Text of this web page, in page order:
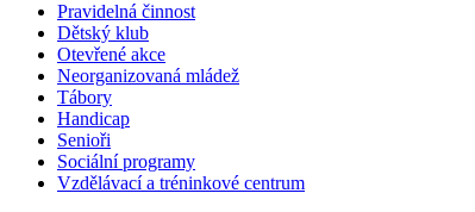
Pravidelná činnost
Dětský klub
Otevřené akce
Neorganizovaná mládež
Tábory
Handicap
Senioři
Sociální programy
Vzdělávací a tréninkové centrum